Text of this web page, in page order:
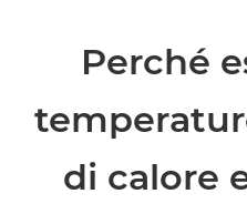
Perché
di calore